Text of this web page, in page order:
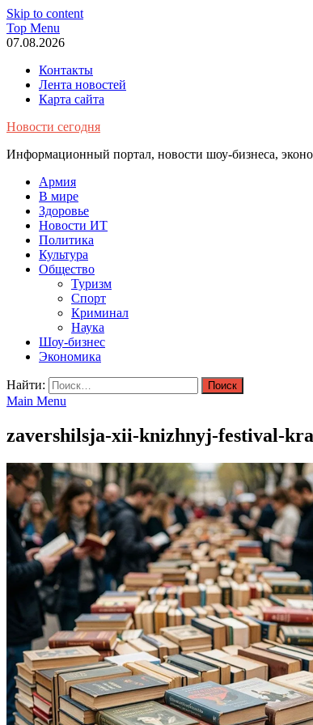
Skip to content
Top Menu
07.08.2026
Контакты
Лента новостей
Карта сайта
Новости сегодня
Информационный портал, новости шоу-бизнеса,
Армия
В мире
Здоровье
Новости ИТ
Политика
Культура
Общество
Туризм
Спорт
Криминал
Наука
Шоу-бизнес
Экономика
Найти:
Main Menu
zavershilsja-xii-knizhnyj-festival-